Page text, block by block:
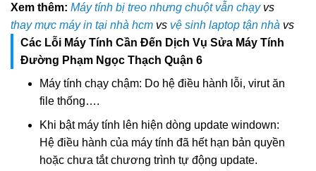
Xem thêm: Máy tính bị treo nhưng chuột vẫn chạyvs
thay mực máy in tại nhà hcm vs vệ sinh laptop tận nhà vs
Các Lỗi Máy Tính Cần Đến Dịch Vụ Sửa Máy Tính
Đường Phạm Ngọc Thạch Quận 6
Máy tính chạy chậm: Do hệ điều hành lỗi, virut ăn
file thống….
Khi bật máy tính lên hiện dòng update windown:
Hệ điều hành của máy tính đã hết hạn bản quyền
hoặc chưa tắt chương trình tự động update.